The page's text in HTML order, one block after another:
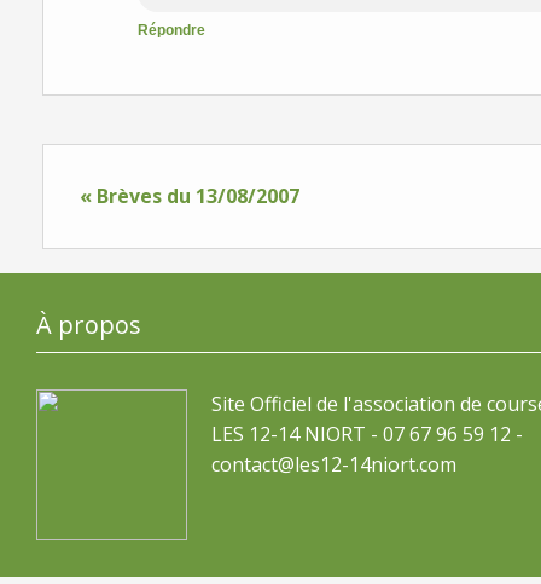
Répondre
« Brèves du 13/08/2007
À propos
Site Officiel de l'association de
LES 12-14 NIORT - 07 67 96 59 12 -
contact@les12-14niort.com